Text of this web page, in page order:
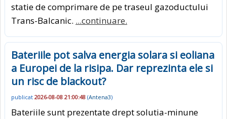
statie de comprimare de pe traseul gazoductului
Trans-Balcanic. ...continuare.
Bateriile pot salva energia solara si eoliana
a Europei de la risipa. Dar reprezinta ele si
un risc de blackout?
publicat 2026-08-08 21:00:48 (Antena3)
Bateriile sunt prezentate drept solutia-minune